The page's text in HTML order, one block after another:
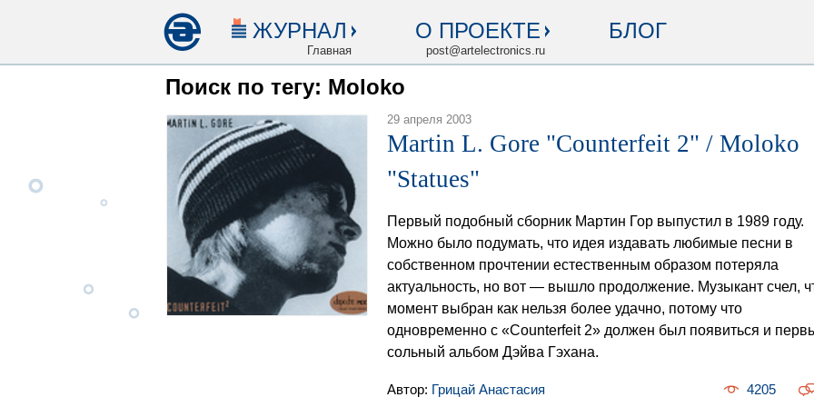
ЖУРНАЛ
Главная
О ПРОЕКТЕ
post@artelectronics.ru
БЛОГ
Поиск по тегу: Moloko
29 апреля 2003
Martin L. Gore "Counterfeit 2" / Moloko
"Statues"
Первый подобный сборник Мартин Гор выпустил в 1989 году.
Можно было подумать, что идея издавать любимые песни в
собственном прочтении естественным образом потеряла
актуальность, но вот — вышло продолжение. Музыкант счел,
момент выбран как нельзя более удачно, потому что
одновременно с «Counterfeit 2» должен был появиться и
сольный альбом Дэйва Гэхана.
Автор: Грицай Анастасия
4205